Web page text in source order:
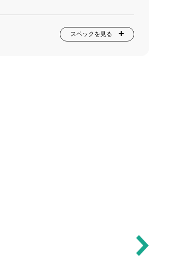
スペックを見る